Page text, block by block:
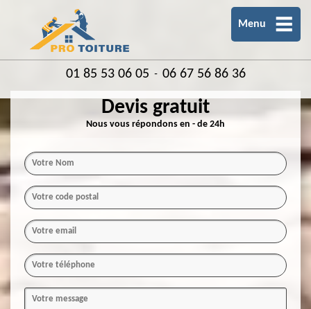
Menu
01 85 53 06 05 - 06 67 56 86 36
Devis gratuit
Nous vous répondons en - de 24h